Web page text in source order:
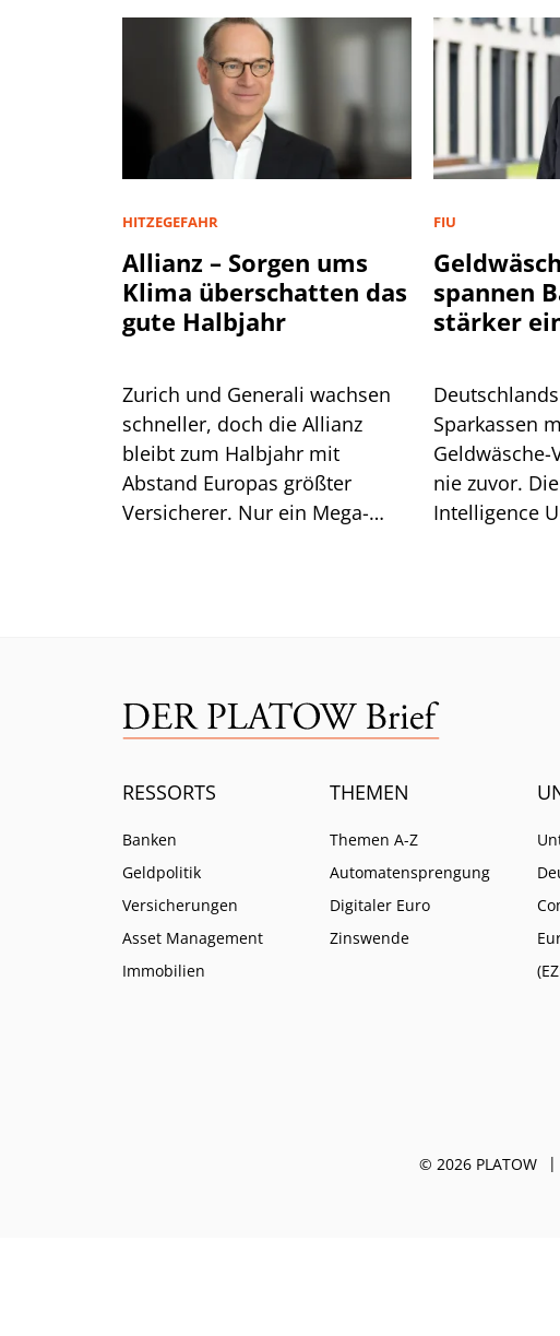
HITZEGEFAHR
Allianz – Sorgen ums
Klima überschatten das
gute Halbjahr
Zurich und Generali wachsen
schneller, doch die Allianz
bleibt zum Halbjahr mit
Abstand Europas größter
Versicherer. Nur ein Mega-
FIU
spannen
stärker
Sparkassen
nie zuvor.
Intelligence
RESSORTS
Banken
Geldpolitik
Versicherungen
Asset Management
Immobilien
THEMEN
Themen A-Z
Automatensprengung
Digitaler Euro
Zinswende
© 2026 PLATOW